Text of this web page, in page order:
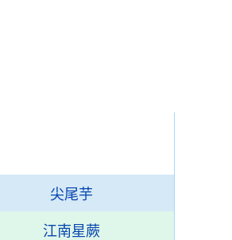
尖尾芋
江南星蕨